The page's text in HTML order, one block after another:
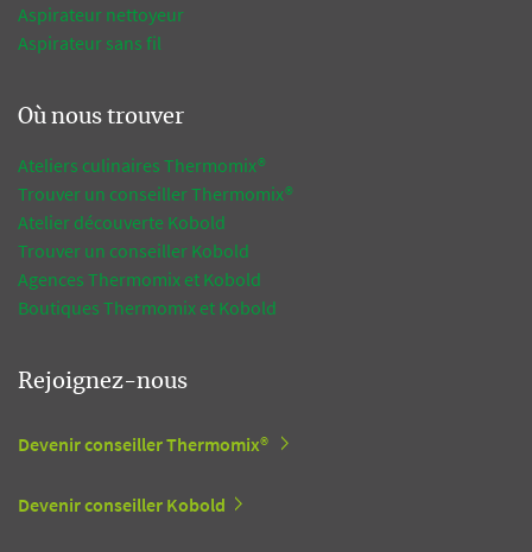
Aspirateur nettoyeur
Aspirateur sans fil
Où nous trouver
Ateliers culinaires Thermomix®
Trouver un conseiller Thermomix®
Atelier découverte Kobold
Trouver un conseiller Kobold
Agences Thermomix et Kobold
Boutiques Thermomix et Kobold
Rejoignez-nous
Devenir conseiller Thermomix®
Devenir conseiller Kobold